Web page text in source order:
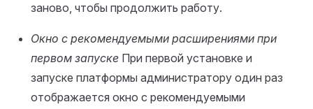
заново, чтобы продолжить работу.
Окно с рекомендуемыми расширениями при
первом запуске При первой установке и
запуске платформы администратору один раз
отображается окно с рекомендуемыми